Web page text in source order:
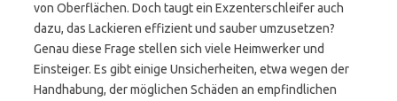
von Oberflächen. Doch taugt ein Exzenterschleifer auch
dazu, das Lackieren effizient und sauber umzusetzen?
Genau diese Frage stellen sich viele Heimwerker und
Einsteiger. Es gibt einige Unsicherheiten, etwa wegen der
Handhabung, der möglichen Schäden an empfindlichen